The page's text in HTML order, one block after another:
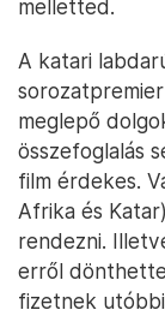
melletted.
A katari
meglepő
összefoglalás
film érdekes.
Afrika és
rendezni.
erről
fizetnek